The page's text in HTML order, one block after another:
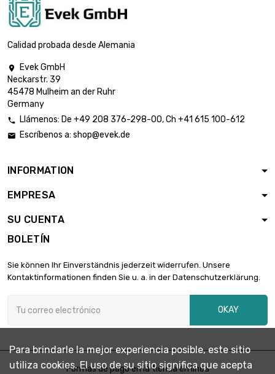
Calidad probada desde Alemania

Evek GmbH
Neckarstr. 39
45478 Mulheim an der Ruhr
Germany
 Llámenos: De +49 208 376-298-00, Ch +41 615 100-612
 Escríbenos a: shop@evek.de
INFORMATION
EMPRESA
SU CUENTA
BOLETÍN
Sie können Ihr Einverständnis jederzeit widerrufen. Unsere
Kontaktinformationen finden Sie u. a. in der Datenschutzerklärung.
OKAY
Formas de pago en la tienda en línea
Para brindarle la mejor experiencia posible, este sitio
utiliza cookies. El uso de su sitio significa que acepta